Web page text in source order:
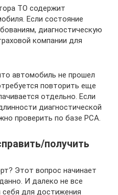
ТО содержит
Если состояние
диагностическую
компании для
автомобиль не прошел
повторить еще
отдельно. Если
диагностической
проверить по базе РСА.
получить
Этот вопрос начинает
И далеко не все
себя для достижения